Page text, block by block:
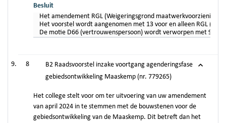
Besluit
Het amendement RGL (Weigeringsgrond maatwerkvoorziening)
Het voorstel wordt aangenomen met 13 voor en alleen RGL (2)
De motie D66 (vertrouwenspersoon) wordt verworpen met 9
8
B2 Raadsvoorstel inzake voortgang agenderingsfase
gebiedsontwikkeling Maaskemp (nr. 779265)
Het college stelt voor om ter uitvoering van uw amendement
van april 2024 in te stemmen met de bouwstenen voor de
gebiedsontwikkeling van de Maaskemp. Dit betreft dan het